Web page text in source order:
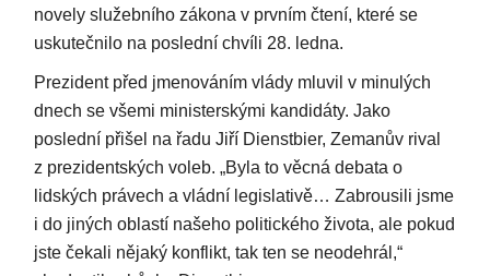
novely služebního zákona v prvním čtení, které se
uskutečnilo na poslední chvíli 28. ledna.
Prezident před jmenováním vlády mluvil v minulých
dnech se všemi ministerskými kandidáty. Jako
poslední přišel na řadu Jiří Dienstbier, Zemanův rival
z prezidentských voleb. „Byla to věcná debata o
lidských právech a vládní legislativě… Zabrousili jsme
i do jiných oblastí našeho politického života, ale pokud
jste čekali nějaký konflikt, tak ten se neodehrál,“